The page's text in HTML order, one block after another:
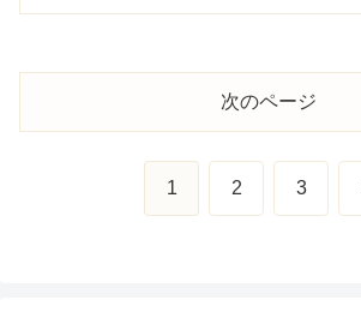
次のページ
1 2 3